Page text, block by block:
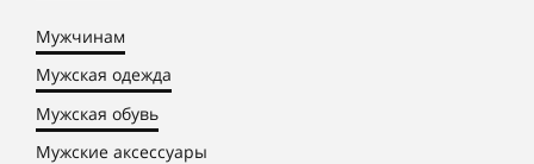
Мужчинам
Мужская одежда
Мужская обувь
Мужские аксессуары